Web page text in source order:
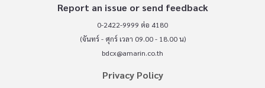
Report an issue or send feedback
0-2422-9999 ต่อ 4180
(จันทร์ - ศุกร์ เวลา 09.00 - 18.00 น)
bdcx@amarin.co.th
Privacy Policy